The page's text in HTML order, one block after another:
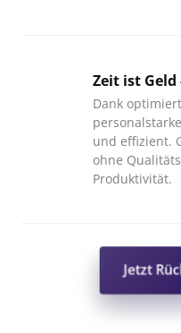
Zeit ist
Dank
und effizient.
ohne
Produktivität.
Jetzt